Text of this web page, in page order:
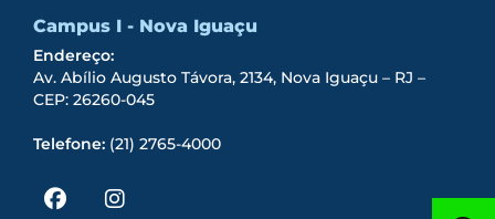
Campus I - Nova Iguaçu
Endereço:
Av. Abílio Augusto Távora, 2134, Nova Iguaçu – RJ –
CEP: 26260-045
Telefone: (21) 2765-4000